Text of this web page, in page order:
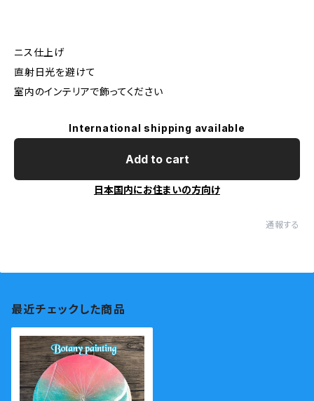
ニス仕上げ
直射日光を避けて
室内のインテリアで飾ってください
International shipping available
Add to cart
日本国内にお住まいの方向け
通報する
最近チェックした商品